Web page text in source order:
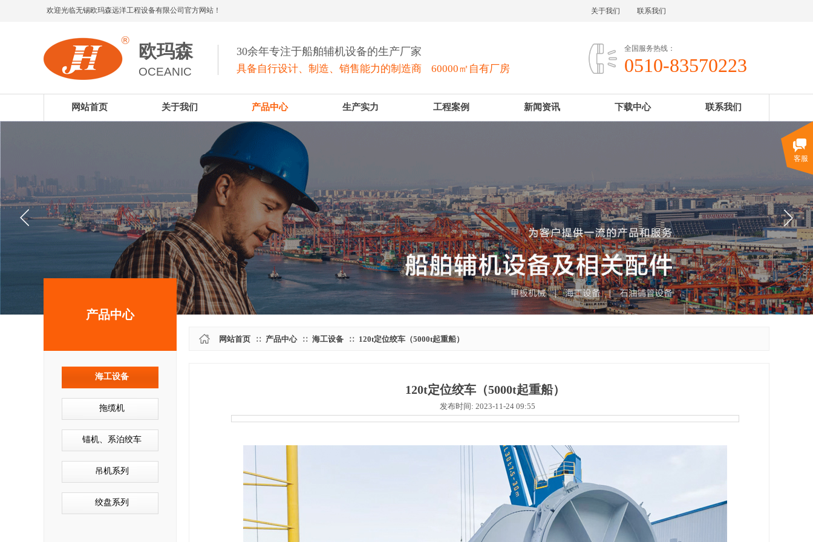
欢迎光临无锡欧玛森远洋工程设备有限公司官方网站！ 联系我们
关于我们
欧玛森 30余年专注于船舶辅机设备的生产厂家 全国服务热线：
0510-83570223
OCEANIC 具备自行设计、制造、销售能力的制造商 60000㎡自有厂房
网站首页 关于我们 产品中心 生产实力 工程案例 新闻资讯 下载中心 联系我们
海工设备
拖缆机
锚机、系泊绞车
吊机系列
绞盘系列
产品中心
网站首页 ∷ 产品中心 ∷ 海工设备 ∷ 120t定位绞车（5000t起重船）
120t定位绞车（5000t起重船）
发布时间: 2023-11-24 09:55
客服